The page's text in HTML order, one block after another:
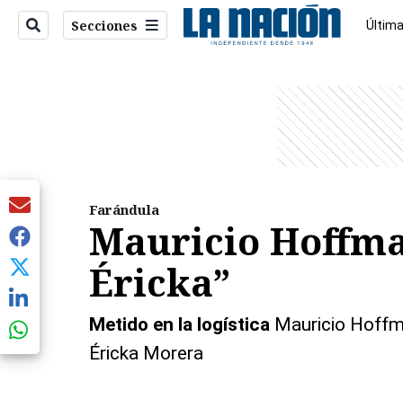
Secciones
Farándula
Mauricio
Éricka”
Metido en la logística
Éricka Morera